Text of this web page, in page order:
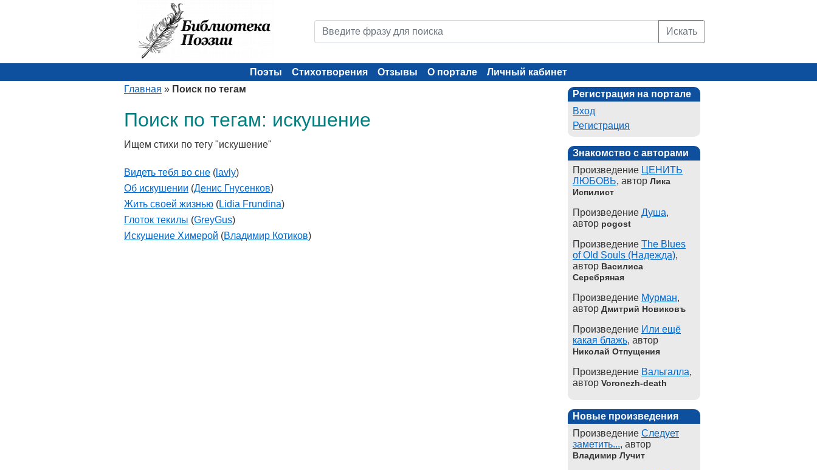
Искать
Поэты Стихотворения Отзывы О портале
Личный кабинет
Главная » Поиск по тегам
Поиск по тегам: искушение
Ищем стихи по тегу "искушение"
Видеть тебя во сне ( lavly)
Об искушении (Денис Гнусенков)
Жить своей жизнью (Lidia Frundina)
Глоток текилы (GreyGus)
Искушение Химерой (Владимир Котиков)
Регистрация на портале
Вход
Регистрация
Знакомство с авторами
Произведение ЦЕНИТЬ
ЛЮБОВЬ, автор Лика
Испилист
Произведение Душа,
автор pogost
Произведение The Blues
of Old Souls (Надежда),
автор Василиса
Серебряная
Произведение Мурман,
автор Дмитрий Новиковъ
Произведение Или ещё
какая блажь, автор
Николай Отпущения
Произведение Вальгалла,
автор Voronezh-death
Новые произведения
Произведение Следует
заметить..., автор
Владимир Лучит